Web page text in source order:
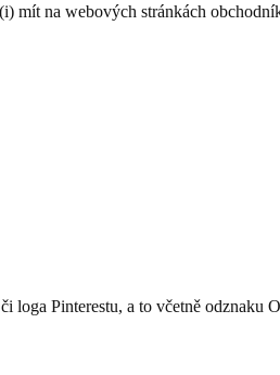
mít na webových stránkách
loga Pinterestu, a to včetně odznaku